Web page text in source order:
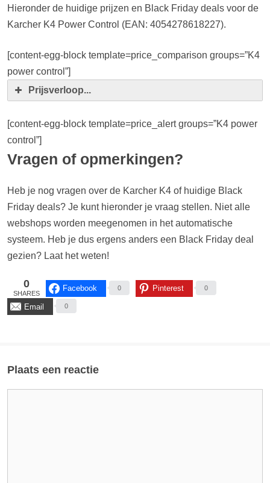
Hieronder de huidige prijzen en Black Friday deals voor de
Karcher K4 Power Control (EAN: 4054278618227).
[content-egg-block template=price_comparison groups=”K4
power control”]
Prijsverloop...
[content-egg-block template=price_alert groups=”K4 power
control”]
Vragen of opmerkingen?
Heb je nog vragen over de Karcher K4 of huidige Black
Friday deals? Je kunt hieronder je vraag stellen. Niet alle
webshops worden meegenomen in het automatische
systeem. Heb je dus ergens anders een Black Friday deal
gezien? Laat het weten!
0
SHARES
Facebook 0 Pinterest 0
Email 0
Plaats een reactie